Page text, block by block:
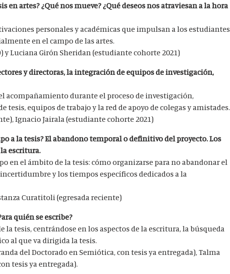
en artes? ¿Qué nos mueve? ¿Qué deseos nos atraviesan a la hora
personales y académicas que impulsan a los estudiantes
en el campo de las artes.
y Luciana Girón Sheridan (estudiante cohorte 2021)
y directoras, la integración de equipos de investigación,
acompañamiento durante el proceso de investigación,
tesis, equipos de trabajo y la red de apoyo de colegas y amistades.
Ignacio Jairala (estudiante cohorte 2021)
a la tesis? El abandono temporal o definitivo del proyecto. Los
escritura.
en el ámbito de la tesis: cómo organizarse para no abandonar el
y los tiempos específicos dedicados a la
Curatitoli (egresada reciente)
quién se escribe?
tesis, centrándose en los aspectos de la escritura, la búsqueda
al que va dirigida la tesis.
del Doctorado en Semiótica, con tesis ya entregada), Talma
tesis ya entregada).